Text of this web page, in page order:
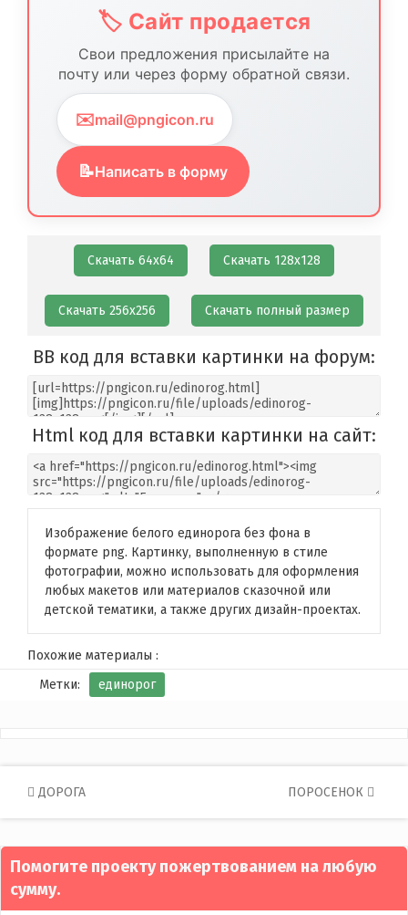
🏷️ Сайт продается
Свои предложения присылайте на
почту или через форму обратной связи.
✉️mail@pngicon.ru
📝Написать в форму
Скачать 64х64 Скачать 128х128
Скачать 256х256 Скачать полный размер
BB код для вставки картинки на форум:
Html код для вставки картинки на сайт:
Изображение белого единорога без фона в
формате png. Картинку, выполненную в стиле
фотографии, можно использовать для оформления
любых макетов или материалов сказочной или
детской тематики, а также других дизайн-проектах.
Похожие материалы :
Метки:
единорог
Post
navigation
ДОРОГА ПОРОСЕНОК
Помогите проекту пожертвованием на любую
сумму.